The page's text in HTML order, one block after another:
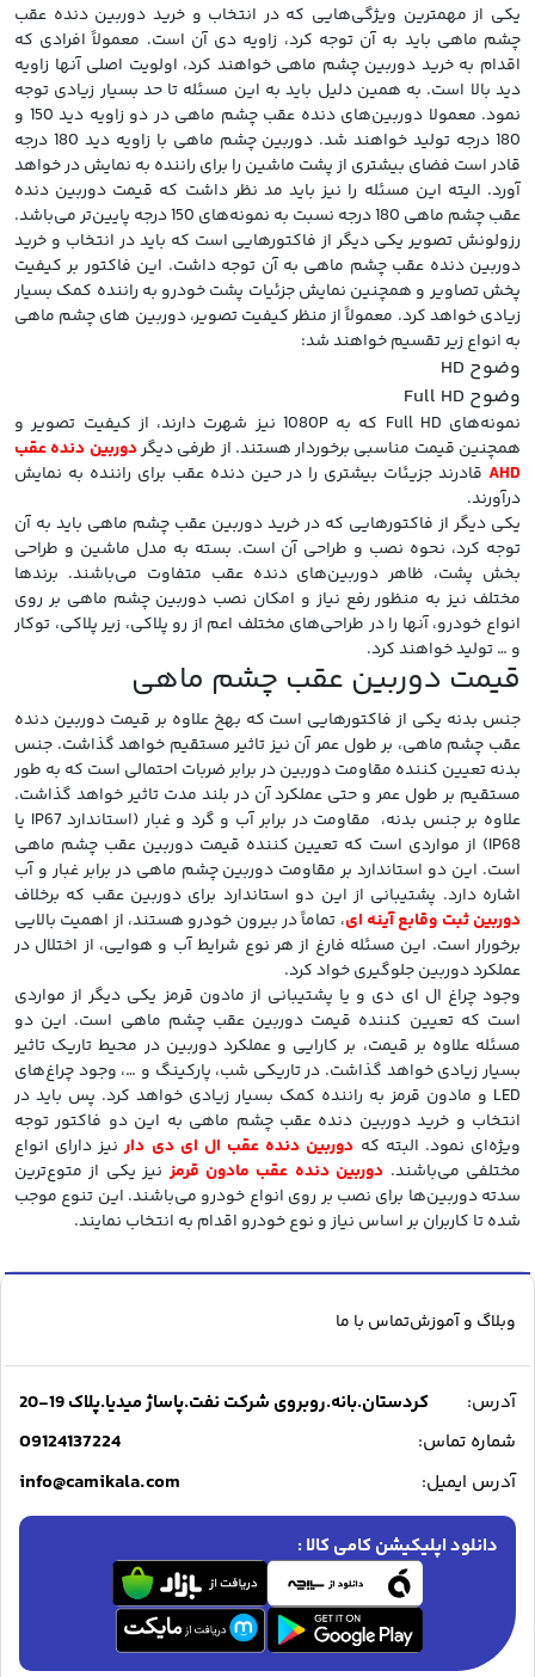
یکی از مهمترین ویژگی‌هایی که در انتخاب و خرید دوربین دنده عقب
چشم ماهی باید به آن توجه کرد، زاویه دی آن است. معمولاً افرادی که
اقدام به خرید دوربین چشم ماهی خواهند کرد، اولویت اصلی آنها زاویه
دید بالا است. به همین دلیل باید به این مسئله تا حد بسیار زیادی توجه
نمود. معمولا دوربین‌های دنده عقب چشم ماهی در دو زاویه دید 150 و
180 درجه تولید خواهند شد. دوربین چشم ماهی با زاویه دید 180 درجه
قادر است فضای بیشتری از پشت ماشین را برای راننده به نمایش در خواهد
آورد. الیته این مسئله را نیز باید مد نظر داشت که قیمت دوربین دنده
عقب چشم ماهی 180 درجه نسبت به نمونه‌های 150 درجه پایین‌تر می‌باشد.
رزولونش تصویر یکی دیگر از فاکتورهایی است که باید در انتخاب و خرید
دوربین دنده عقب چشم ماهی به آن توجه داشت. این فاکتور بر کیفیت
پخش تصاویر و همچنین نمایش جزئیات پشت خودرو به راننده کمک بسیار
زیادی خواهد کرد. معمولاً از منظر کیفیت تصویر، دوربین های چشم ماهی
به انواع زیر تقسیم خواهند شد:
وضوح HD
وضوح Full HD
نمونه‌های Full HD که به 1080P نیز شهرت دارند، از کیفیت تصویر و
همچنین قیمت مناسبی برخوردار هستند. از طرفی دیگردوربین دنده عقب
AHD قادرند جزیئات بیشتری را در حین دنده عقب برای راننده به نمایش
درآورند.
یکی دیگر از فاکتورهایی که در خرید دوربین عقب چشم ماهی باید به آن
توجه کرد، نحوه نصب و طراحی آن است. بسته به مدل ماشین و طراحی
بخش پشت، ظاهر دوربین‌های دنده عقب متفاوت می‌باشند. برندها
مختلف نیز به منظور رفع نیاز و امکان نصب دوربین چشم ماهی بر روی
انواع خودرو، آنها را در طراحی‌های مختلف اعم از رو پلاکی، زیر پلاکی، توکار
و … تولید خواهند کرد.
قیمت دوربین عقب چشم ماهی
جنس بدنه یکی از فاکتورهایی است که بهخ علاوه بر قیمت دوربین دنده
عقب چشم ماهی، بر طول عمر آن نیز تاثیر مستقیم خواهد گذاشت. جنس
بدنه تعیین کننده مقاومت دوربین در برابر ضربات احتمالی است که به طور
مستقیم بر طول عمر و حتی عملکرد آن در بلند مدت تاثیر خواهد گذاشت.
علاوه بر جنس بدنه، مقاومت در برابر آب و گرد و غبار (استاندارد IP67 یا
IP68) از مواردی است که تعیین کننده قیمت دوربین عقب چشم ماهی
است. این دو استاندارد بر مقاومت دوربین چشم ماهی در برابر غبار و آب
اشاره دارد. پشتیبانی از این دو استاندارد برای دوربین عقب که برخلاف
دوربین ثبت وقابع آینه ای، تماماً در بیرون خودرو هستند، از اهمیت بالایی
برخورار است. این مسئله فارغ از هر نوع شرایط آب و هوایی، از اختلال در
عملکرد دوربین جلوگیری خواد کرد.
وجود چراغ ال ای دی و یا پشتیبانی از مادون قرمز یکی دیگر از مواردی
است که تعیین کننده قیمت دوربین عقب چشم ماهی است. این دو
مسئله علاوه بر قیمت، بر کارایی و عملکرد دوربین در محیط تاریک تاثیر
بسیار زیادی خواهد گذاشت. در تاریکی شب، پارکینگ و …، وجود چراغ‌های
LED و مادون قرمز به راننده کمک بسیار زیادی خواهد کرد. پس باید در
انتخاب و خرید دوربین دنده عقب چشم ماهی به این دو فاکتور توجه
ویژه‌ای نمود. البته که دوربین دنده عقب ال ای دی دارنیز دارای انواع
مختلفی می‌باشند. دوربین دنده عقب مادون قرمز نیز یکی از متوع‌ترین
سدته دوربین‌ها برای نصب بر روی انواع خودرو می‌باشند. این تنوع موجب
شده تا کاربران بر اساس نیاز و نوع خودرو اقدام به انتخاب نمایند.
وبلاگ و آموزشتماس با ما
آدرس:
کردستان.بانه.روبروی شرکت نفت.پاساژ میدیا.پلاک 19-20
شماره تماس:
09124137224
آدرس ایمیل: info@camikala.com
دانلود اپلیکیشن کامی کالا :